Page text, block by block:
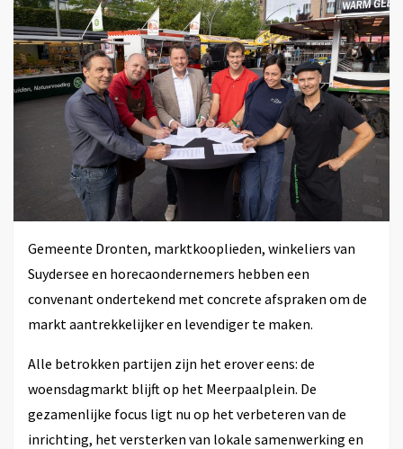
Gemeente Dronten, marktkooplieden, winkeliers van
Suydersee en horecaondernemers hebben een
convenant ondertekend met concrete afspraken om de
markt aantrekkelijker en levendiger te maken.
Alle betrokken partijen zijn het erover eens: de
woensdagmarkt blijft op het Meerpaalplein. De
gezamenlijke focus ligt nu op het verbeteren van de
inrichting, het versterken van lokale samenwerking en